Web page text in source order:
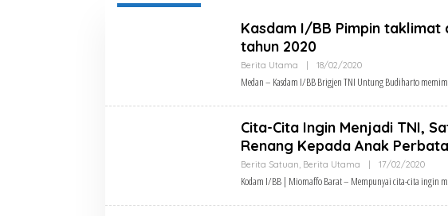
Subiyanto, S.E., M.Si.Kasdam I/BB Pimpin
tahun 2020
Berita Utama | 18/02/2020Oleh
Medan – Kasdam I/BB Brigjen TNI Untung Budiharto
Cita-Cita Ingin Menjadi TNI,
Renang Kepada Anak
Berita Satuan Berita Utama | 17/02/2020Oleh
Kodam I/BB | Miomaffo Barat – Mempunyai cita-cita ingin